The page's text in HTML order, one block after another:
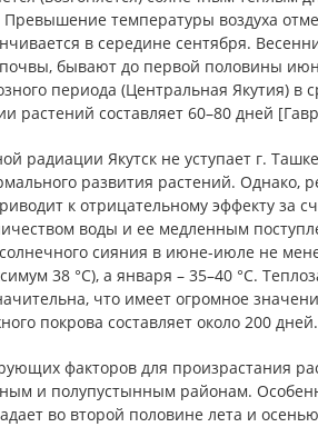
температуры воздуха
в середине сентября.
бывают до первой половины
периода (Центральная Якутия) в
растений составляет 60–80 дней
радиации Якутск не уступает г.
развития растений. Однако,
к отрицательному эффекту за
воды и ее медленным
сияния в июне-июле не
38 °С), а января – 35–40 °С.
что имеет огромное
покрова составляет около 200 дней.
факторов для произрастания
и полупустынным районам.
во второй половине лета и